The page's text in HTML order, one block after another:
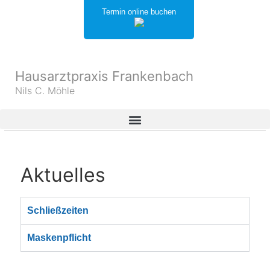
Hausarztpraxis Frankenbach
Nils C. Möhle
Termin online buchen
Aktuelles
Schließzeiten
Maskenpflicht